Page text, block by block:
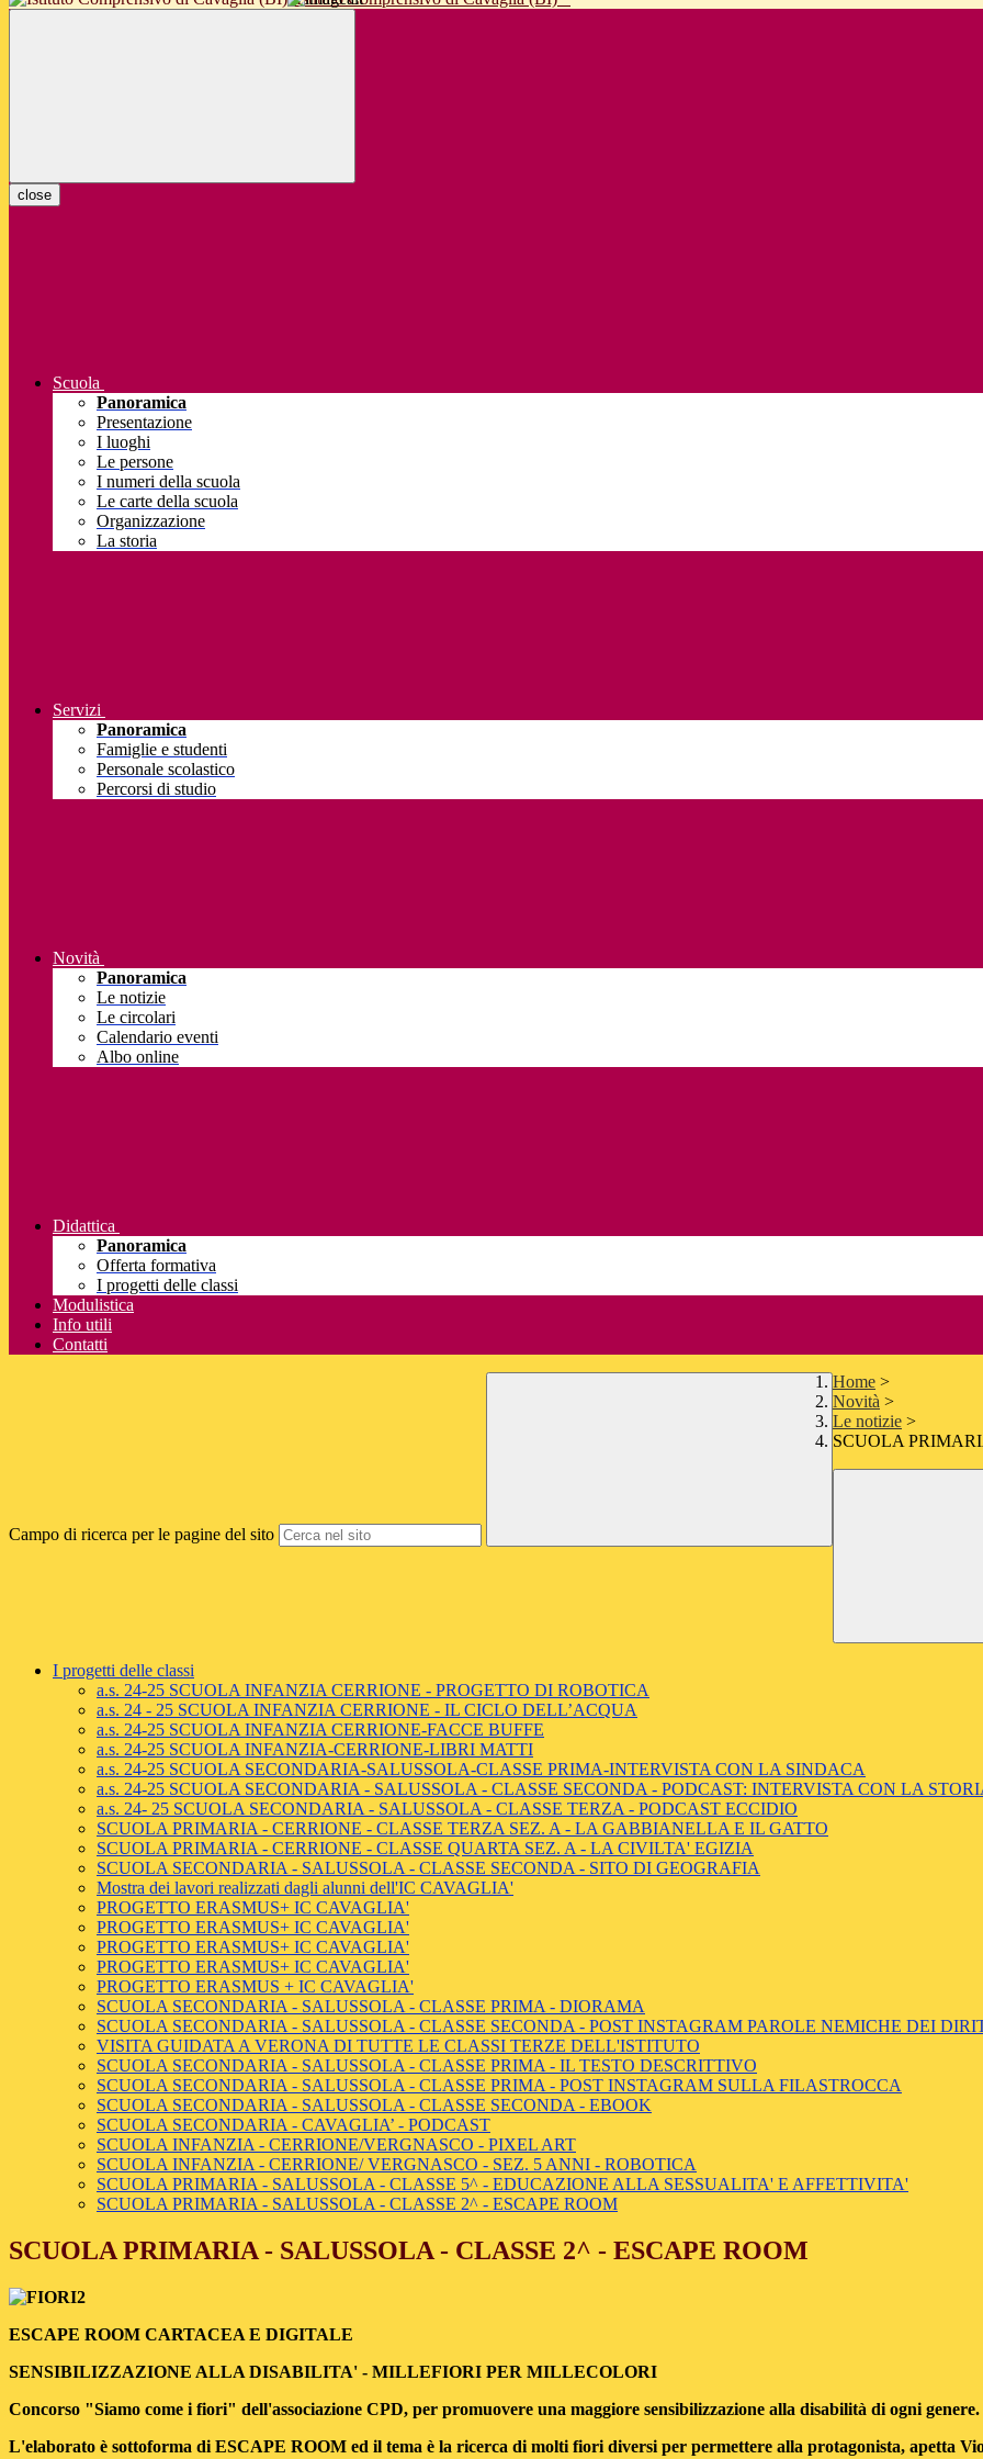
close
Scuola
Panoramica
Presentazione
I luoghi
Le persone
I numeri della scuola
Le carte della scuola
Organizzazione
La storia
Servizi
Panoramica
Famiglie e studenti
Personale scolastico
Percorsi di studio
Novità
Panoramica
Le notizie
Le circolari
Calendario eventi
Albo online
Didattica
Panoramica
Offerta formativa
I progetti delle classi
Modulistica
Info utili
Contatti
Campo di ricerca per le pagine del sito
Home >
Novità >
Le notizie >
SCUOLA
I progetti delle classi
a.s. 24-25 SCUOLA INFANZIA CERRIONE - PROGETTO DI ROBOTICA
a.s. 24 - 25 SCUOLA INFANZIA CERRIONE - IL CICLO DELL’ACQUA
a.s. 24-25 SCUOLA INFANZIA CERRIONE-FACCE BUFFE
a.s. 24-25 SCUOLA INFANZIA-CERRIONE-LIBRI MATTI
a.s. 24-25 SCUOLA SECONDARIA-SALUSSOLA-CLASSE PRIMA-INTERVISTA CON LA SINDACA
a.s. 24-25 SCUOLA SECONDARIA - SALUSSOLA - CLASSE SECONDA - PODCAST: INTERVISTA CON LA
a.s. 24- 25 SCUOLA SECONDARIA - SALUSSOLA - CLASSE TERZA - PODCAST ECCIDIO
SCUOLA PRIMARIA - CERRIONE - CLASSE TERZA SEZ. A - LA GABBIANELLA E IL GATTO
SCUOLA PRIMARIA - CERRIONE - CLASSE QUARTA SEZ. A - LA CIVILTA' EGIZIA
SCUOLA SECONDARIA - SALUSSOLA - CLASSE SECONDA - SITO DI GEOGRAFIA
Mostra dei lavori realizzati dagli alunni dell'IC CAVAGLIA'
PROGETTO ERASMUS+ IC CAVAGLIA'
PROGETTO ERASMUS+ IC CAVAGLIA'
PROGETTO ERASMUS+ IC CAVAGLIA'
PROGETTO ERASMUS+ IC CAVAGLIA'
PROGETTO ERASMUS + IC CAVAGLIA'
SCUOLA SECONDARIA - SALUSSOLA - CLASSE PRIMA - DIORAMA
SCUOLA SECONDARIA - SALUSSOLA - CLASSE SECONDA - POST INSTAGRAM PAROLE NEMICHE DEI
VISITA GUIDATA A VERONA DI TUTTE LE CLASSI TERZE DELL'ISTITUTO
SCUOLA SECONDARIA - SALUSSOLA - CLASSE PRIMA - IL TESTO DESCRITTIVO
SCUOLA SECONDARIA - SALUSSOLA - CLASSE PRIMA - POST INSTAGRAM SULLA FILASTROCCA
SCUOLA SECONDARIA - SALUSSOLA - CLASSE SECONDA - EBOOK
SCUOLA SECONDARIA - CAVAGLIA’ - PODCAST
SCUOLA INFANZIA - CERRIONE/VERGNASCO - PIXEL ART
SCUOLA INFANZIA - CERRIONE/ VERGNASCO - SEZ. 5 ANNI - ROBOTICA
SCUOLA PRIMARIA - SALUSSOLA - CLASSE 5^ - EDUCAZIONE ALLA SESSUALITA' E AFFETTIVITA'
SCUOLA PRIMARIA - SALUSSOLA - CLASSE 2^ - ESCAPE ROOM
SCUOLA PRIMARIA - SALUSSOLA - CLASSE 2^ - ESCAPE ROOM
ESCAPE ROOM CARTACEA E DIGITALE
SENSIBILIZZAZIONE ALLA DISABILITA' - MILLEFIORI PER MILLECOLORI
Concorso "Siamo come i fiori" dell'associazione CPD, per promuovere una maggiore sensibilizzazione alla disabilità di ogni genere.
L'elaborato è sottoforma di ESCAPE ROOM ed il tema è la ricerca di molti fiori diversi per permettere alla protagonista, apetta